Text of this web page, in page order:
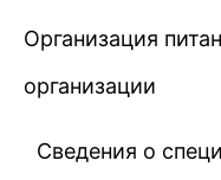
Организация
организации
Сведения о